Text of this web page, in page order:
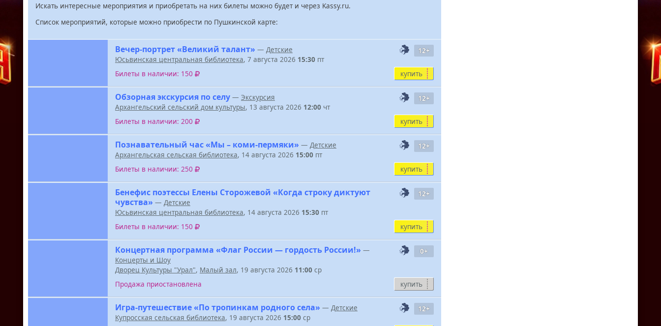
Искать интересные мероприятия и приобретать на них билеты можно будет и через Kassy.ru.
Список мероприятий, которые можно приобрести по Пушкинской карте:
12+
Вечер-портрет «Великий талант» — Детские
Юсьвинская центральная библиотека, 7 августа 2026 15:30 пт
Билеты в наличии: 150
купить
12+
Обзорная экскурсия по селу — Экскурсия
Архангельский сельский дом культуры, 13 августа 2026 12:00 чт
Билеты в наличии: 200
купить
12+
Познавательный час «Мы – коми-пермяки» — Детские
Архангельская сельская библиотека, 14 августа 2026 15:00 пт
Билеты в наличии: 250
купить
12+
Бенефис поэтессы Елены Сторожевой «Когда строку диктуют
чувства» — Детские
Юсьвинская центральная библиотека, 14 августа 2026 15:30 пт
Билеты в наличии: 150
купить
0+
Концертная программа «Флаг России — гордость России!» —
Концерты и Шоу
Дворец Культуры "Урал", Малый зал, 19 августа 2026 11:00 ср
Продажа приостановлена
купить
12+
Игра-путешествие «По тропинкам родного села» — Детские
Купросская сельская библиотека, 19 августа 2026 15:00 ср